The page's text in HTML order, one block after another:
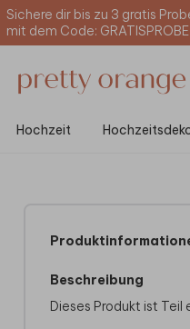
Sichere dir bis zu 3 gratis
mit dem Code: GRATISPROBE
Hochzeit
Beschreibung
Dieses Produkt ist Teil